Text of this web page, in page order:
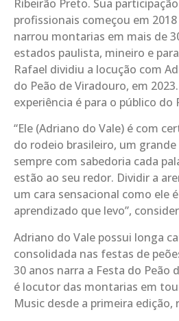
Ribeirão Preto. Sua
profissionais começou em
narrou montarias em mais de
estados paulista, mineiro e
Rafael dividiu a locução com
do Peão de Viradouro, em
experiência é para o público do
“Ele (Adriano do Vale) é com
do rodeio brasileiro, um
sempre com sabedoria cada
estão ao seu redor. Dividir a
um cara sensacional como ele
aprendizado que levo”,
Adriano do Vale possui longa
consolidada nas festas de
30 anos narra a Festa do Peão
é locutor das montarias em
Music desde a primeira edição,